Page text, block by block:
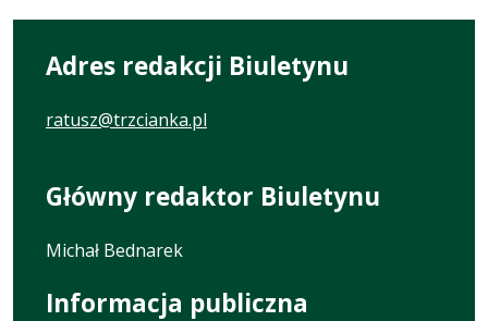
Adres redakcji Biuletynu
ratusz@trzcianka.pl
Główny redaktor Biuletynu
Michał Bednarek
Informacja publiczna